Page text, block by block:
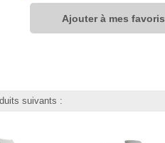
Ajouter à mes favoris
suivants :